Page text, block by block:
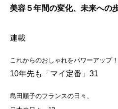
美容５年間の変化、未来への歩
連載
これからのおしゃれをパワーアップ！
10年先も「マイ定番」31
島田順子のフランスの日々、